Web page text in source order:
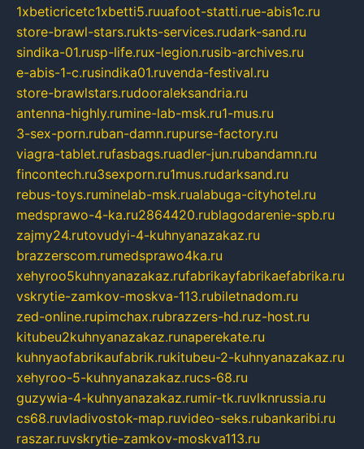
1xbeticricetc1xbetti5.ruuafoot-statti.rue-abis1c.ru
store-brawl-stars.rukts-services.rudark-sand.ru
sindika-01.rusp-life.rux-legion.rusib-archives.ru
e-abis-1-c.rusindika01.ruvenda-festival.ru
store-brawlstars.rudooraleksandria.ru
antenna-highly.rumine-lab-msk.ru1-mus.ru
3-sex-porn.ruban-damn.rupurse-factory.ru
viagra-tablet.rufasbags.ruadler-jun.rubandamn.ru
fincontech.ru3sexporn.ru1mus.rudarksand.ru
rebus-toys.ruminelab-msk.rualabuga-cityhotel.ru
medsprawo-4-ka.ru2864420.rublagodarenie-spb.ru
zajmy24.rutovudyi-4-kuhnyanazakaz.ru
brazzerscom.rumedsprawo4ka.ru
xehyroo5kuhnyanazakaz.rufabrikayfabrikaefabrika.ru
vskrytie-zamkov-moskva-113.rubiletnadom.ru
zed-online.rupimchax.rubrazzers-hd.ruz-host.ru
kitubeu2kuhnyanazakaz.runaperekate.ru
kuhnyaofabrikaufabrik.rukitubeu-2-kuhnyanazakaz.ru
xehyroo-5-kuhnyanazakaz.rucs-68.ru
guzywia-4-kuhnyanazakaz.rumir-tk.ruvlknrussia.ru
cs68.ruvladivostok-map.ruvideo-seks.rubankaribi.ru
raszar.ruvskrytie-zamkov-moskva113.ru